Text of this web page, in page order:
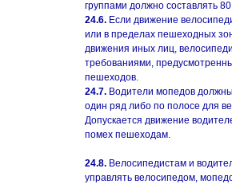
группами должно составлять
24.6. Если движение
или в пределах пешеходных
движения иных лиц,
требованиями,
пешеходов.
24.7. Водители мопедов
один ряд либо по полосе для
Допускается движение
помех пешеходам.
24.8. Велосипедистам и
управлять велосипедом,